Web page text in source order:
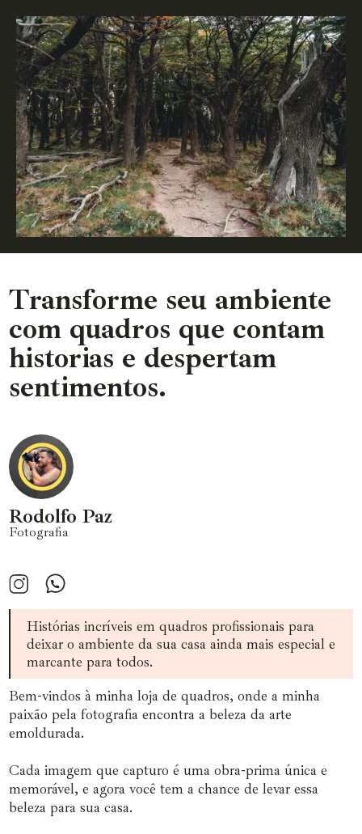
Transforme seu ambiente
com quadros que contam
historias e despertam
sentimentos.
Rodolfo Paz
Fotografia
Histórias incríveis em quadros profissionais para
deixar o ambiente da sua casa ainda mais especial e
marcante para todos.
Bem-vindos à minha loja de quadros, onde a minha
paixão pela fotografia encontra a beleza da arte
emoldurada.
Cada imagem que capturo é uma obra-prima única e
memorável, e agora você tem a chance de levar essa
beleza para sua casa.